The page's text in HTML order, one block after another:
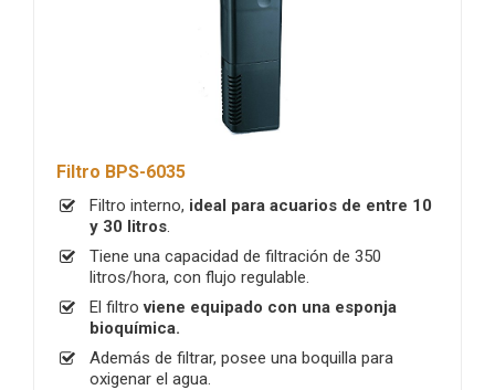
Filtro BPS-6035
Filtro interno, ideal para acuarios de entre 10
y 30 litros.
Tiene una capacidad de filtración de 350
litros/hora, con flujo regulable.
El filtroviene equipado con una esponja
bioquímica.
Además de filtrar, posee una boquilla para
oxigenar el agua.